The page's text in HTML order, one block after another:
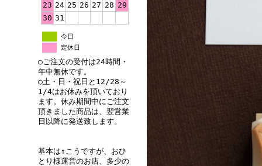
23 24 25 26 27 28 29
30 31
今日
定休日
○ご注文の受付は24時間・
年中無休です。
○土・日・祝日と12/28～
1/4はお休みを頂いており
ます。休み期間中にご注文
頂きました商品は、翌営業
日以降に発送致します。
基本は↑こうですが、おひ
とり様運営のお店、多少の